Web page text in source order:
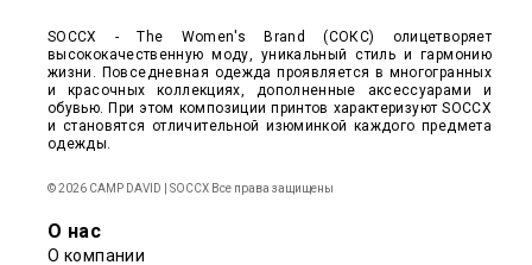
SOCCX - The Women's Brand (СОКС) олицетворяет
высококачественную моду, уникальный стиль и гармонию
жизни. Повседневная одежда проявляется в многогранных
и красочных коллекциях, дополненные аксессуарами и
обувью. При этом композиции принтов характеризуют SOCCX
и становятся отличительной изюминкой каждого предмета
одежды.
© 2026 CAMP DAVID | SOCCX Все права защищены
О нас
О компании